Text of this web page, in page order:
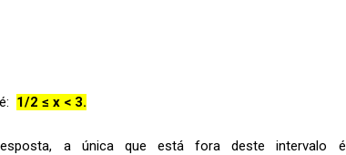
1/2 ≤ x < 3.
a única que está fora deste intervalo é